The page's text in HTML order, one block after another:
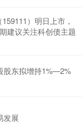
）明日上市，
建议关注科创债主题
股东拟增持1%—2%
发展